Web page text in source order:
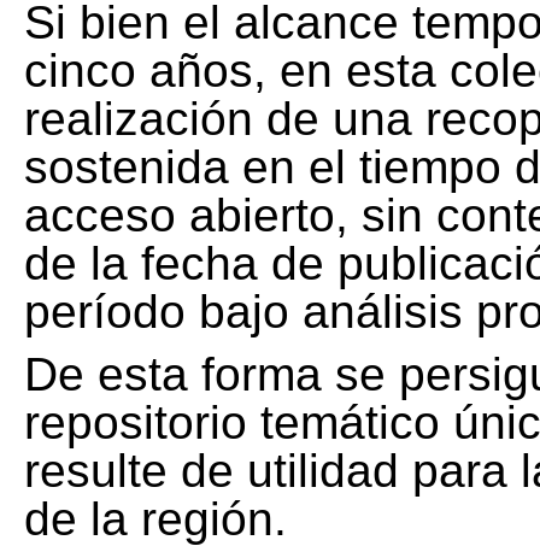
Si bien el alcance
cinco años, en esta
realización de una
sostenida en el tiempo
acceso abierto, sin
de la fecha de
período bajo análisis
De esta forma se
repositorio temático
resulte de utilidad para
de la región.